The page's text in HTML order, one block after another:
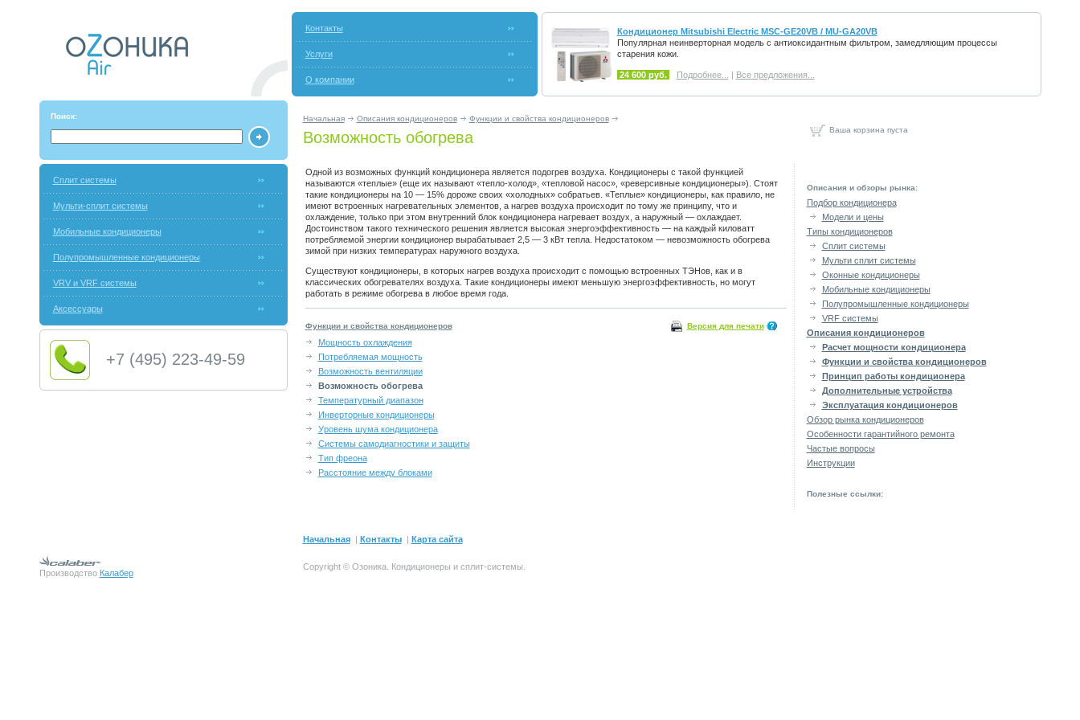
Контакты
Услуги
О компании
Кондиционер Mitsubishi Electric MSC-GE20VB / MU-GA20VB
Популярная неинверторная модель с антиоксидантным фильтром, замедляющим процессы
старения кожи.
24 600 руб. Подробнее... | Все предложения...
Поиск: Начальная Описания кондиционеров Функции и свойства кондиционеров
Возможность обогрева Ваша корзина пуста
Сплит системы
Мульти-сплит системы
Мобильные кондиционеры
Полупромышленные кондиционеры
VRV и VRF системы
Аксессуары
+7 (495) 223-49-59
Одной из возможных функций кондиционера является подогрев воздуха. Кондиционеры с такой функцией
называются «теплые» (еще их называют «тепло-холод», «тепловой насос», «реверсивные кондиционеры»). Стоят
такие кондиционеры на 10 — 15% дороже своих «холодных» собратьев. «Теплые» кондиционеры, как правило, не
имеют встроенных нагревательных элементов, а нагрев воздуха происходит по тому же принципу, что и
охлаждение, только при этом внутренний блок кондиционера нагревает воздух, а наружный — охлаждает.
Достоинством такого технического решения является высокая энергоэффективность — на каждый киловатт
потребляемой энергии кондиционер вырабатывает 2,5 — 3 кВт тепла. Недостатоком — невозможность обогрева
зимой при низких температурах наружного воздуха.
Существуют кондиционеры, в которых нагрев воздуха происходит с помощью встроенных ТЭНов, как и в
классических обогревателях воздуха. Такие кондиционеры имеют меньшую энергоэффективность, но могут
работать в режиме обогрева в любое время года.
Функции и свойства кондиционеров Версия для печати
Мощность охлаждения
Потребляемая мощность
Возможность вентиляции
Возможность обогрева
Температурный диапазон
Инверторные кондиционеры
Уровень шума кондиционера
Системы самодиагностики и защиты
Тип фреона
Расстояние между блоками
Описания и обзоры рынка:
Подбор кондиционера
Модели и цены
Типы кондиционеров
Сплит системы
Мульти сплит системы
Оконные кондиционеры
Мобильные кондиционеры
Полупромышленные кондиционеры
VRF системы
Описания кондиционеров
Расчет мощности кондиционера
Функции и свойства кондиционеров
Принцип работы кондиционера
Дополнительные устройства
Эксплуатация кондиционеров
Обзор рынка кондиционеров
Особенности гарантийного ремонта
Частые вопросы
Инструкции
Полезные ссылки:
Начальная| Контакты| Карта сайта
Производство Калабер
Copyright © Озоника. Кондиционеры и сплит-системы